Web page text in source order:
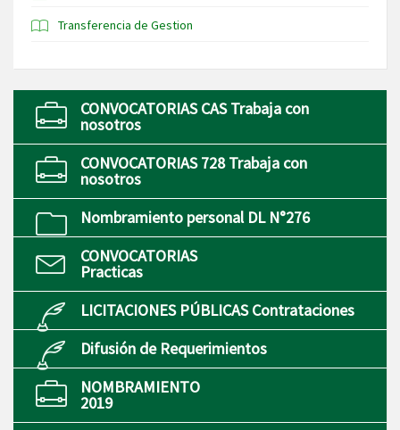
Transferencia de Gestion
CONVOCATORIAS CAS Trabaja con
nosotros
CONVOCATORIAS 728 Trabaja con
nosotros
Nombramiento personal DL N°276
CONVOCATORIAS
Practicas
LICITACIONES PÚBLICAS Contrataciones
Difusión de Requerimientos
NOMBRAMIENTO
2019